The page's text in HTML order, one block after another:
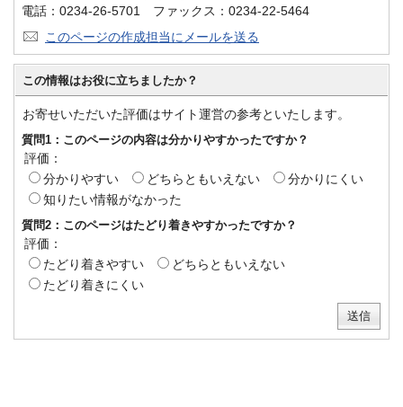
電話：0234-26-5701 ファックス：0234-22-5464
このページの作成担当にメールを送る
この情報はお役に立ちましたか？
お寄せいただいた評価はサイト運営の参考といたします。
質問1：このページの内容は分かりやすかったですか？
評価：
分かりやすい
どちらともいえない
分かりにくい
知りたい情報がなかった
質問2：このページはたどり着きやすかったですか？
評価：
たどり着きやすい
どちらともいえない
たどり着きにくい